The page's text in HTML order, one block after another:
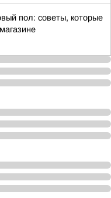
пол: советы, которые